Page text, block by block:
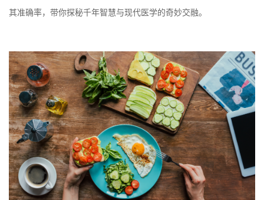
其准确率，带你探秘千年智慧与现代医学的奇妙交融。